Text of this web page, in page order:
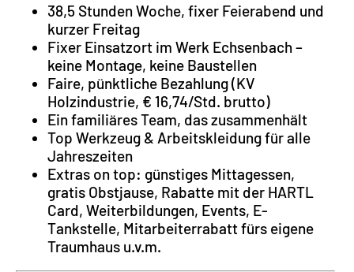
38,5 Stunden Woche, fixer Feierabend und
kurzer Freitag
Fixer Einsatzort im Werk Echsenbach –
keine Montage, keine Baustellen
Faire, pünktliche Bezahlung (KV
Holzindustrie, € 16,74/Std. brutto)
Ein familiäres Team, das zusammenhält
Top Werkzeug & Arbeitskleidung für alle
Jahreszeiten
Extras on top: günstiges Mittagessen,
gratis Obstjause, Rabatte mit der HARTL
Card, Weiterbildungen, Events, E-
Tankstelle, Mitarbeiterrabatt fürs eigene
Traumhaus u.v.m.